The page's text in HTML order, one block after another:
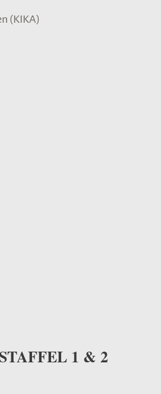
(KIKA)
1 & 2